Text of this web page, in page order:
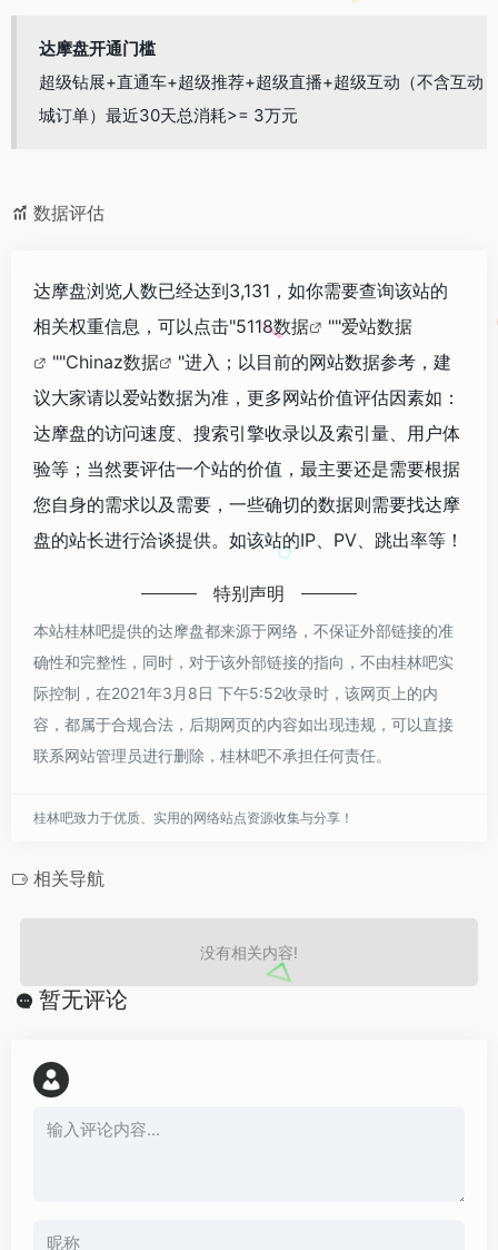
达摩盘开通门槛
超级钻展+直通车+超级推荐+超级直播+超级互动（不含互动
城订单）最近30天总消耗>= 3万元
数据评估
达摩盘浏览人数已经达到3,131，如你需要查询该站的
相关权重信息，可以点击"5118数据 ""爱站数据
""Chinaz数据
"进入；以目前的网站数据参考，建
议大家请以爱站数据为准，更多网站价值评估因素如：
达摩盘的访问速度、搜索引擎收录以及索引量、用户体
验等；当然要评估一个站的价值，最主要还是需要根据
您自身的需求以及需要，一些确切的数据则需要找达摩
盘的站长进行洽谈提供。如该站的IP、PV、跳出率等！
特别声明
本站桂林吧提供的达摩盘都来源于网络，不保证外部链接的准
确性和完整性，同时，对于该外部链接的指向，不由桂林吧实
际控制，在2021年3月8日 下午5:52收录时，该网页上的内
容，都属于合规合法，后期网页的内容如出现违规，可以直接
联系网站管理员进行删除，桂林吧不承担任何责任。
桂林吧致力于优质、实用的网络站点资源收集与分享！
相关导航
没有相关内容!
暂无评论